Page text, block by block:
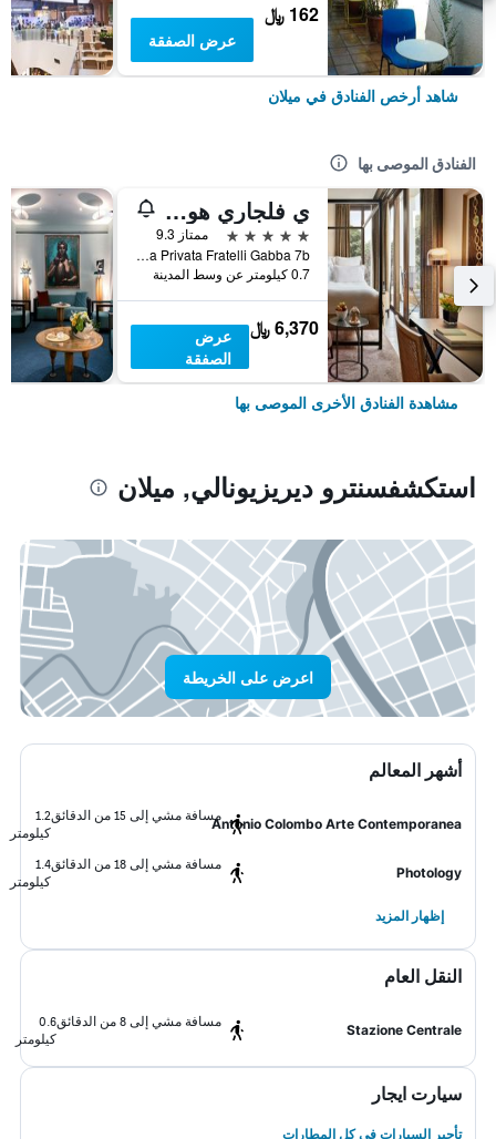
162 ﷼
عرض الصفقة
شاهد أرخص الفنادق في ميلان
الفنادق الموصى بها
ي فلجاري هوتل ميلانو
5 نجوم
ممتاز 9.3
Via Privata Fratelli Gabba 7b, ميلان, مقاطعة ميلانو, إيطاليا
0.7 كيلومتر عن وسط المدينة
6,370 ﷼
عرض
الصفقة
مشاهدة الفنادق الأخرى الموصى بها
استكشفسنترو ديريزيونالي, ميلان
اعرض على الخريطة
أشهر المعالم
Antonio Colombo Arte Contemporanea
مسافة مشي إلى 15 من الدقائق
1.2
كيلومتر
Photology
مسافة مشي إلى 18 من الدقائق
1.4
كيلومتر
إظهار المزيد
النقل العام
Stazione Centrale
مسافة مشي إلى 8 من الدقائق
0.6
كيلومتر
سيارت ايجار
تأجير السيارات في كل المطارات